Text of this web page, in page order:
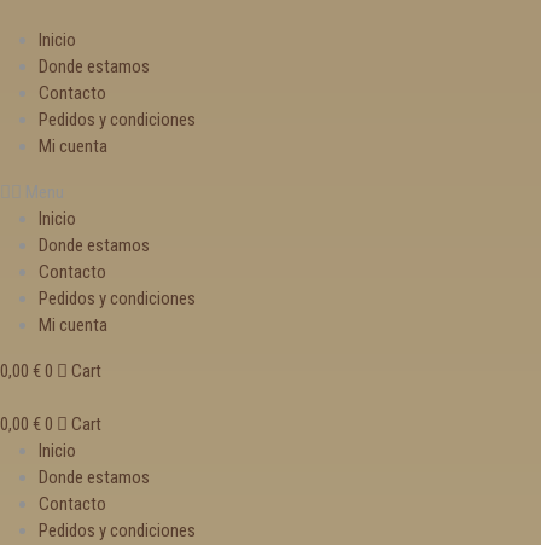
Inicio
Donde estamos
Contacto
Pedidos y condiciones
Mi cuenta
Menu
Inicio
Donde estamos
Contacto
Pedidos y condiciones
Mi cuenta
0,00 € 0 Cart
0,00 € 0
Cart
Inicio
Donde estamos
Contacto
Pedidos y condiciones